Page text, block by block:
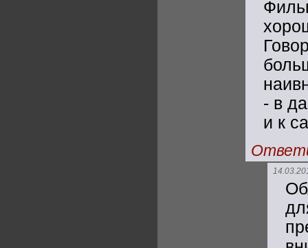
- в
и к